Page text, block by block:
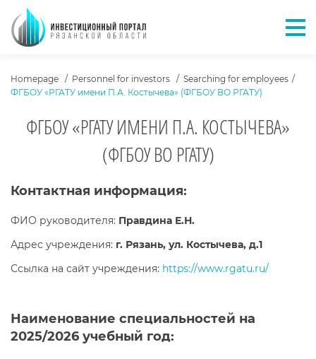
ХЛЕБНЫЕ КРОШКИ
Homepage Personnel for investors
Searching for employees
ФГБОУ «РГАТУ имени П.А. Костычева» (ФГБОУ ВО РГАТУ)
ФГБОУ «РГАТУ ИМЕНИ П.А. КОСТЫЧЕВА»
(ФГБОУ ВО РГАТУ)
ТЕКСТ ПАРТНЕРА
Контактная информация:
ФИО руководителя: Правдина Е.Н.
Адрес учреждения: г. Рязань, ул. Костычева, д.1
Ссылка на сайт учреждения: https://www.rgatu.ru/
Наименование специальностей на
2025/2026 учебный год: